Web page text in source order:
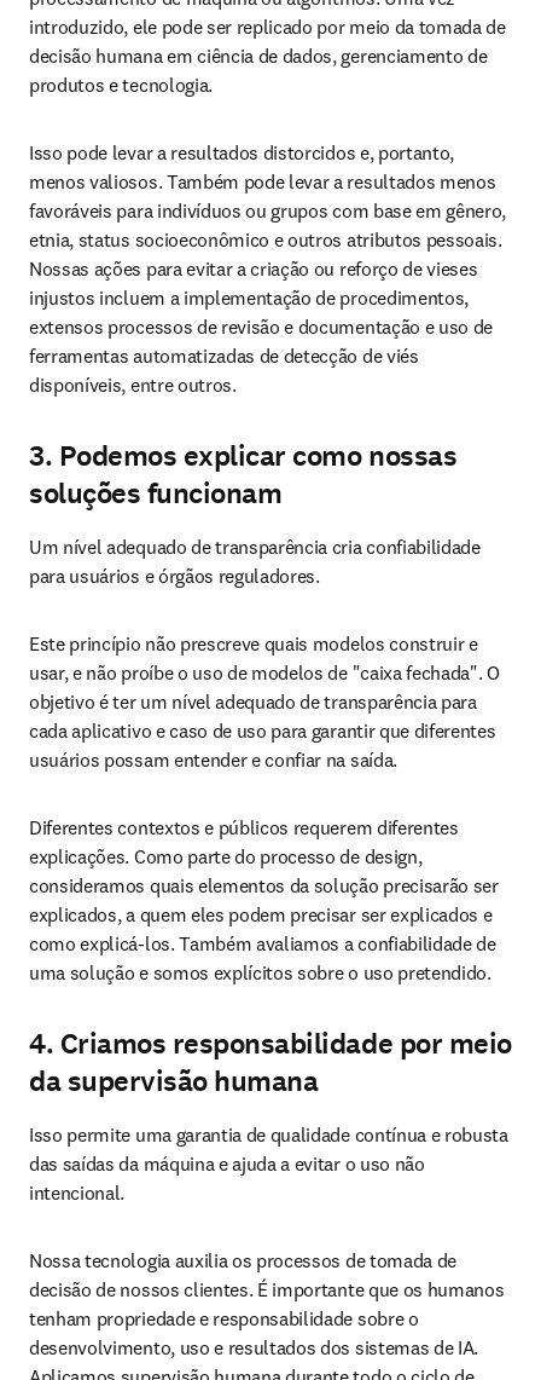
introduzido, ele pode ser replicado por meio da tomada de
decisão humana em ciência de dados, gerenciamento de
produtos e tecnologia.
Isso pode levar a resultados distorcidos e, portanto,
menos valiosos. Também pode levar a resultados menos
favoráveis para indivíduos ou grupos com base em gênero,
etnia, status socioeconômico e outros atributos pessoais.
Nossas ações para evitar a criação ou reforço de vieses
injustos incluem a implementação de procedimentos,
extensos processos de revisão e documentação e uso de
ferramentas automatizadas de detecção de viés
disponíveis, entre outros.
3. Podemos explicar como nossas
soluções funcionam
Um nível adequado de transparência cria confiabilidade
para usuários e órgãos reguladores.
Este princípio não prescreve quais modelos construir e
usar, e não proíbe o uso de modelos de "caixa fechada". O
objetivo é ter um nível adequado de transparência para
cada aplicativo e caso de uso para garantir que diferentes
usuários possam entender e confiar na saída.
Diferentes contextos e públicos requerem diferentes
explicações. Como parte do processo de design,
consideramos quais elementos da solução precisarão ser
explicados, a quem eles podem precisar ser explicados e
como explicá-los. Também avaliamos a confiabilidade de
uma solução e somos explícitos sobre o uso pretendido.
4. Criamos responsabilidade por meio
da supervisão humana
Isso permite uma garantia de qualidade contínua e robusta
das saídas da máquina e ajuda a evitar o uso não
intencional.
Nossa tecnologia auxilia os processos de tomada de
decisão de nossos clientes. É importante que os humanos
tenham propriedade e responsabilidade sobre o
desenvolvimento, uso e resultados dos sistemas de IA.